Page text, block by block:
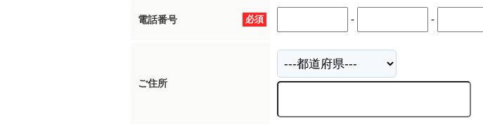
必須
電話番号 - -
ご住所